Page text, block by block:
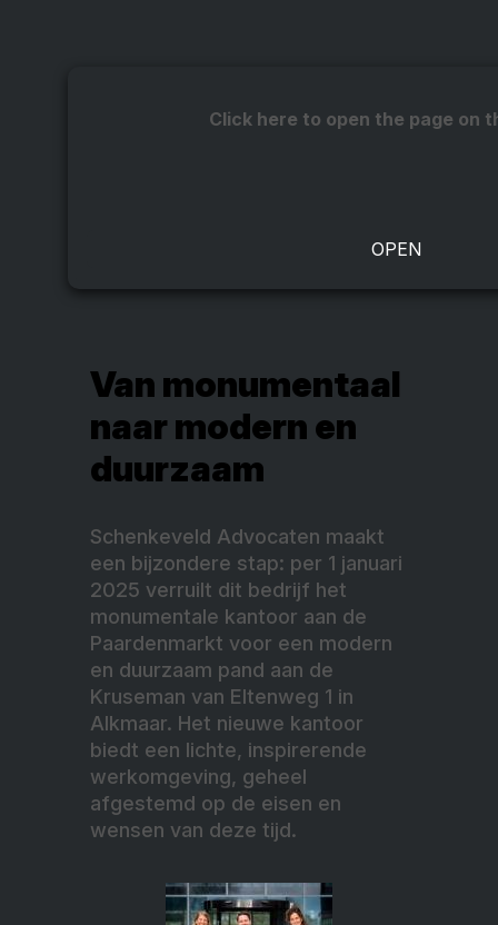
Click here to open the page on
Van monumentaal
naar modern en
duurzaam
Schenkeveld Advocaten maakt
een bijzondere stap: per 1 januari
2025 verruilt dit bedrijf het
monumentale kantoor aan de
Paardenmarkt voor een modern
en duurzaam pand aan de
Kruseman van Eltenweg 1 in
Alkmaar. Het nieuwe kantoor
biedt een lichte, inspirerende
werkomgeving, geheel
afgestemd op de eisen en
wensen van deze tijd.